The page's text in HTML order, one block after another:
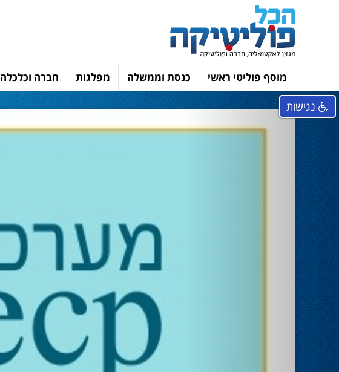
מוסף פוליטי ראשי כנסת וממשלה מפלגות חברה וכלכלה
נגישות